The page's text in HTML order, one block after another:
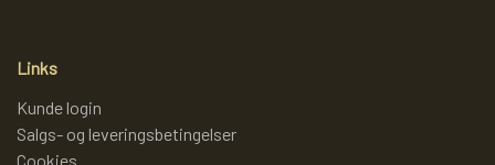
Links
Kunde login
Salgs- og leveringsbetingelser
Cookies